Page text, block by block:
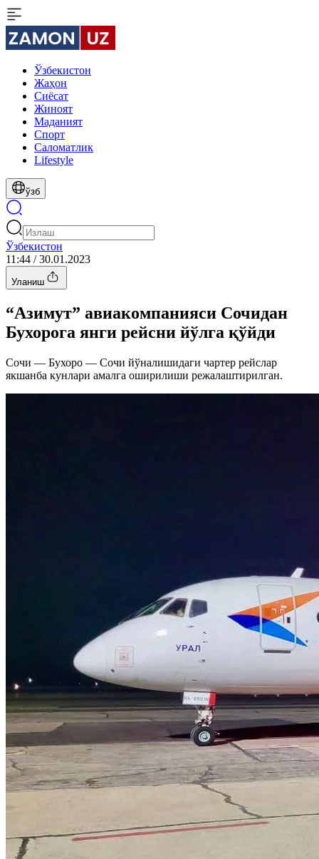
Ўзбекистон
Жаҳон
Сиёсат
Жиноят
Маданият
Спорт
Cаломатлик
Lifestyle
ўзб
Ўзбекистон
11:44 / 30.01.2023
Уланиш
“Азимут” авиакомпанияси Сочидан
Бухорога янги рейсни йўлга қўйди
Сочи — Бухоро — Сочи йўналишидаги чартер рейслар
якшанба кунлари амалга оширилиши режалаштирилган.